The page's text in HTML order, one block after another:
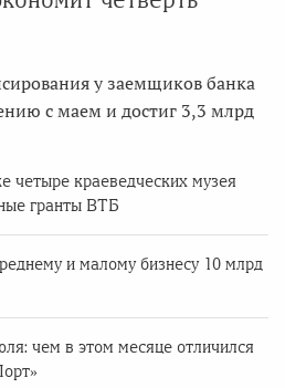
у заемщиков банка
с маем и достиг 3,3 млрд
четыре краеведческих музея
гранты ВТБ
и малому бизнесу 10 млрд
чем в этом месяце отличился